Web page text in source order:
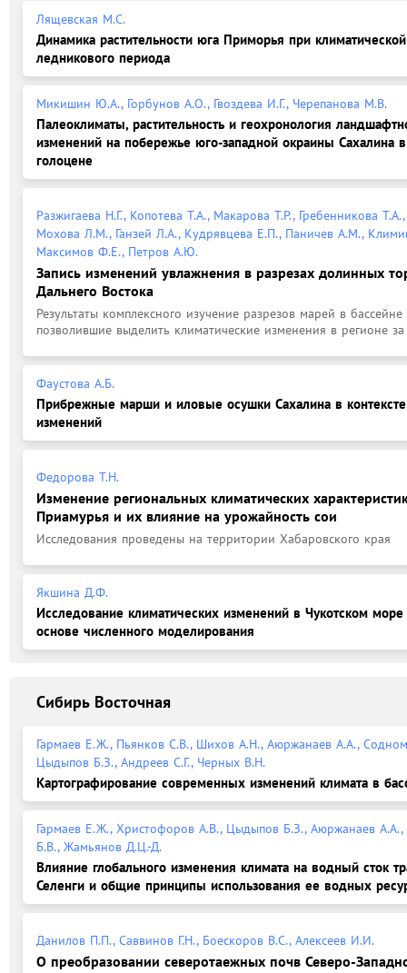
Лящевская М.С.
Динамика растительности юга Приморья при
ледникового периода
Микишин Ю.А., Горбунов А.О., Гвоздева И.Г., Черепанова М.В.
Палеоклиматы, растительность и геохронология
изменений на побережье юго-западной окраины Сахалина
голоцене
Разжигаева Н.Г., Копотева Т.А., Макарова Т.Р., Гребенникова
Мохова Л.М., Ганзей Л.А., Кудрявцева Е.П., Паничев А.М.,
Максимов Ф.Е., Петров А.Ю.
Запись изменений увлажнения в разрезах долинных
Дальнего Востока
Результаты комплексного изучение разрезов марей в
позволившие выделить климатические изменения в регионе
Фаустова А.Б.
Прибрежные марши и иловые осушки Сахалина в контексте
изменений
Федорова Т.Н.
Изменение региональных климатических
Приамурья и их влияние на урожайность сои
Исследования проведены на территории Хабаровского края
Якшина Д.Ф.
Исследование климатических изменений в Чукотском
основе численного моделирования
Сибирь Восточная
Гармаев Е.Ж., Пьянков С.В., Шихов А.Н., Аюржанаев А.А.,
Цыдыпов Б.З., Андреев С.Г., Черных В.Н.
Картографирование современных изменений климата в
Гармаев Е.Ж., Христофоров А.В., Цыдыпов Б.З., Аюржанаев А.А.,
Б.В., Жамьянов Д.Ц.-Д.
Влияние глобального изменения климата на водный сток
Селенги и общие принципы использования ее водных
Данилов П.П., Саввинов Г.Н., Боескоров В.С., Алексеев И.И.
О преобразовании северотаежных почв Северо-